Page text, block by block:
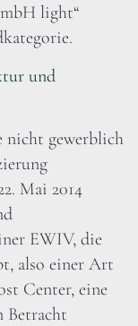
light“
und
nicht gewerblich
Mai 2014
EWIV, die
also einer Art
Center, eine
Betracht